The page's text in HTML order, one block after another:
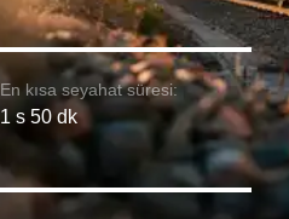
En kısa seyahat süresi:
1 s 50 dk